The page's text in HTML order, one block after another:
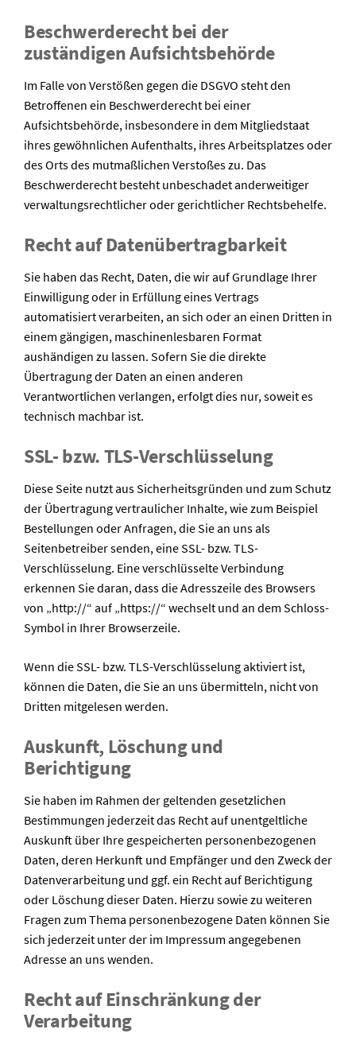
Beschwerde­recht bei der
zuständigen Aufsichts­behörde
Im Falle von Verstößen gegen die DSGVO steht den
Betroffenen ein Beschwerderecht bei einer
Aufsichtsbehörde, insbesondere in dem Mitgliedstaat
ihres gewöhnlichen Aufenthalts, ihres Arbeitsplatzes oder
des Orts des mutmaßlichen Verstoßes zu. Das
Beschwerderecht besteht unbeschadet anderweitiger
verwaltungsrechtlicher oder gerichtlicher Rechtsbehelfe.
Recht auf Daten­übertrag­barkeit
Sie haben das Recht, Daten, die wir auf Grundlage Ihrer
Einwilligung oder in Erfüllung eines Vertrags
automatisiert verarbeiten, an sich oder an einen Dritten in
einem gängigen, maschinenlesbaren Format
aushändigen zu lassen. Sofern Sie die direkte
Übertragung der Daten an einen anderen
Verantwortlichen verlangen, erfolgt dies nur, soweit es
technisch machbar ist.
SSL- bzw. TLS-Verschlüsselung
Diese Seite nutzt aus Sicherheitsgründen und zum Schutz
der Übertragung vertraulicher Inhalte, wie zum Beispiel
Bestellungen oder Anfragen, die Sie an uns als
Seitenbetreiber senden, eine SSL- bzw. TLS-
Verschlüsselung. Eine verschlüsselte Verbindung
erkennen Sie daran, dass die Adresszeile des Browsers
von „http://“ auf „https://“ wechselt und an dem Schloss-
Symbol in Ihrer Browserzeile.
Wenn die SSL- bzw. TLS-Verschlüsselung aktiviert ist,
können die Daten, die Sie an uns übermitteln, nicht von
Dritten mitgelesen werden.
Auskunft, Löschung und
Berichtigung
Sie haben im Rahmen der geltenden gesetzlichen
Bestimmungen jederzeit das Recht auf unentgeltliche
Auskunft über Ihre gespeicherten personenbezogenen
Daten, deren Herkunft und Empfänger und den Zweck der
Datenverarbeitung und ggf. ein Recht auf Berichtigung
oder Löschung dieser Daten. Hierzu sowie zu weiteren
Fragen zum Thema personenbezogene Daten können Sie
sich jederzeit unter der im Impressum angegebenen
Adresse an uns wenden.
Recht auf Einschränkung der
Verarbeitung